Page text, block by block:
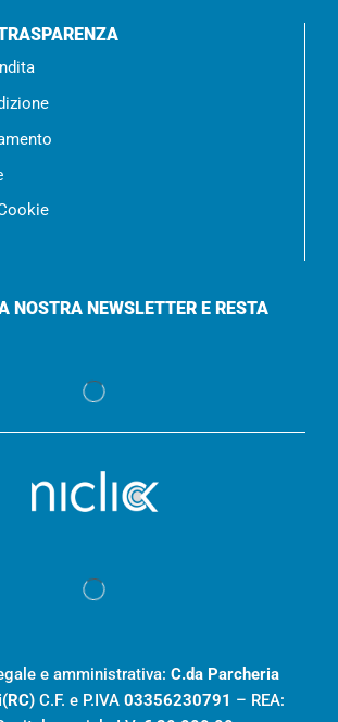
NOSTRA NEWSLETTER E RESTA
e amministrativa: C.da Parcheria
C.F. e P.IVA 03356230791 – REA: